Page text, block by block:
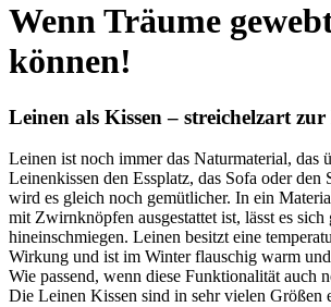
Wenn Träume
können!
Leinen als Kissen – streichelzart
Leinen ist noch immer das Naturmaterial, das
Leinenkissen den Essplatz, das Sofa oder den
wird es gleich noch gemütlicher. In ein
mit Zwirnknöpfen ausgestattet ist, lässt es sich
hineinschmiegen. Leinen besitzt eine
Wirkung und ist im Winter flauschig warm
Wie passend, wenn diese Funktionalität auch
Die Leinen Kissen sind in sehr vielen Größen